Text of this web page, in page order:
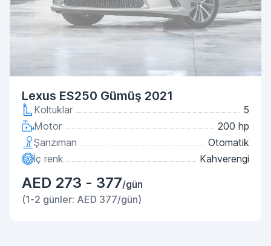
Lexus ES250 Gümüş 2021
Koltuklar
5
Motor
200 hp
Şanzıman
Otomatik
İç renk
Kahverengi
AED 273 - 377/gün
(1-2 günler: AED 377/gün)